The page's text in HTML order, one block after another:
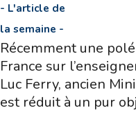
- L'article de
la semaine -
Récemment une
France sur
Luc Ferry, ancien
est réduit à un pur